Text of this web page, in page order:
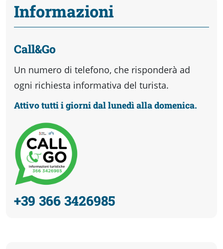
Informazioni
Call&Go
Un numero di telefono, che risponderà ad
ogni richiesta informativa del turista.
Attivo tutti i giorni dal lunedì alla domenica.
+39 366 3426985